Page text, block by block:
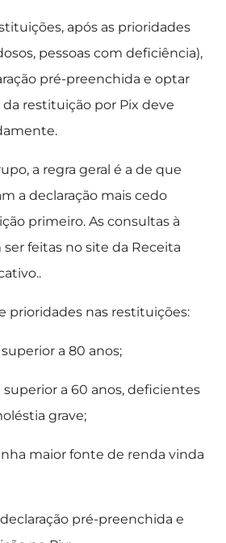
após as prioridades
pessoas com deficiência),
pré-preenchida e optar
restituição por Pix deve
a regra geral é a de que
a declaração mais cedo
primeiro. As consultas à
feitas no site da Receita
prioridades nas restituições:
a 80 anos;
superior a 60 anos, deficientes
grave;
maior fonte de renda vinda
pré-preenchida e